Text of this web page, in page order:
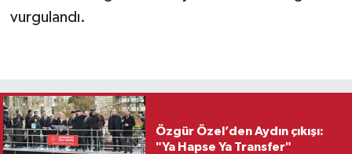
vurgulandı.
Özgür Özel’den Aydın çıkışı:
"Ya Hapse Ya Transfer"